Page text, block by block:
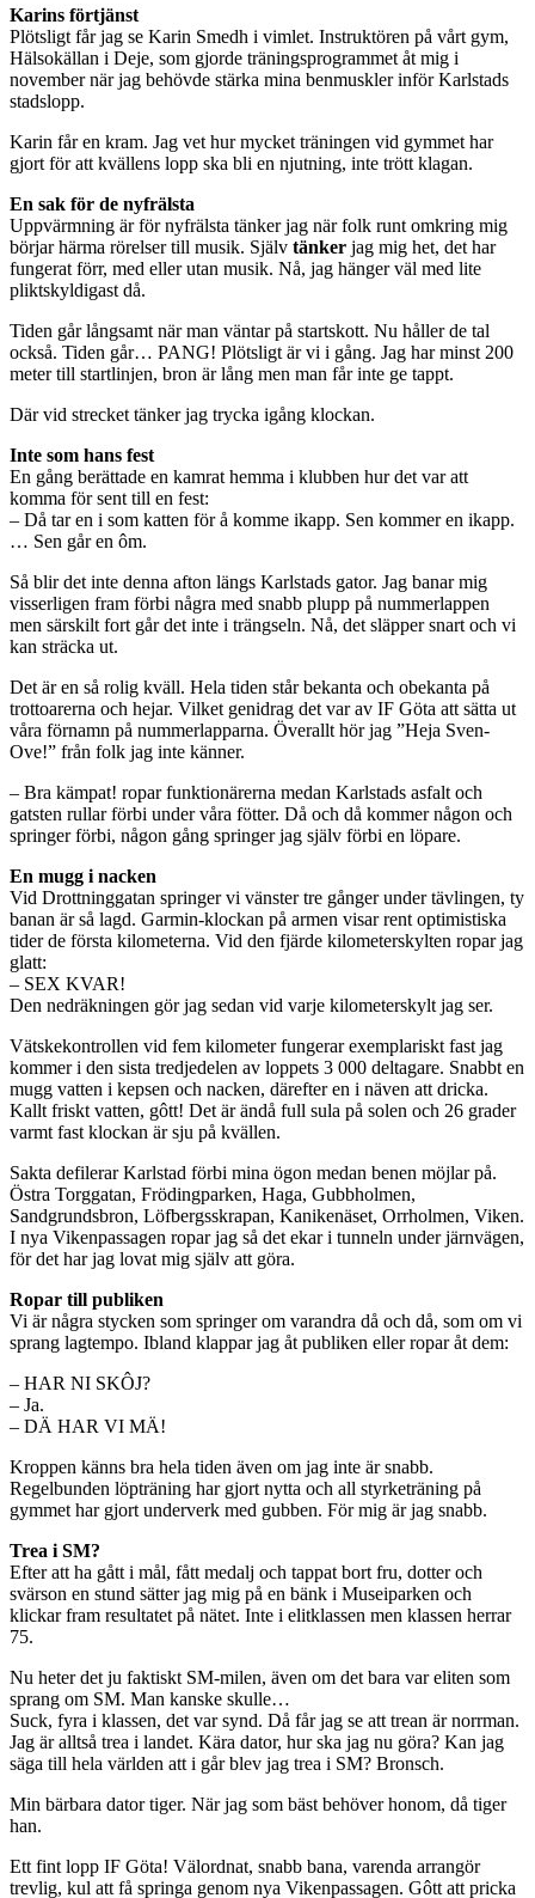
Karins förtjänst
Plötsligt får jag se Karin Smedh i vimlet. Instruktören på vårt gym,
Hälsokällan i Deje, som gjorde träningsprogrammet åt mig i
november när jag behövde stärka mina benmuskler inför Karlstads
stadslopp.
Karin får en kram. Jag vet hur mycket träningen vid gymmet har
gjort för att kvällens lopp ska bli en njutning, inte trött klagan.
En sak för de nyfrälsta
Uppvärmning är för nyfrälsta tänker jag när folk runt omkring mig
börjar härma rörelser till musik. Själv tänker jag mig het, det har
fungerat förr, med eller utan musik. Nå, jag hänger väl med lite
pliktskyldigast då.
Tiden går långsamt när man väntar på startskott. Nu håller de tal
också. Tiden går… PANG! Plötsligt är vi i gång. Jag har minst 200
meter till startlinjen, bron är lång men man får inte ge tappt.
Där vid strecket tänker jag trycka igång klockan.
Inte som hans fest
En gång berättade en kamrat hemma i klubben hur det var att
komma för sent till en fest:
– Då tar en i som katten för å komme ikapp. Sen kommer en ikapp.
… Sen går en ôm.
Så blir det inte denna afton längs Karlstads gator. Jag banar mig
visserligen fram förbi några med snabb plupp på nummerlappen
men särskilt fort går det inte i trängseln. Nå, det släpper snart och vi
kan sträcka ut.
Det är en så rolig kväll. Hela tiden står bekanta och obekanta på
trottoarerna och hejar. Vilket genidrag det var av IF Göta att sätta ut
våra förnamn på nummerlapparna. Överallt hör jag ”Heja Sven-
Ove!” från folk jag inte känner.
– Bra kämpat! ropar funktionärerna medan Karlstads asfalt och
gatsten rullar förbi under våra fötter. Då och då kommer någon och
springer förbi, någon gång springer jag själv förbi en löpare.
En mugg i nacken
Vid Drottninggatan springer vi vänster tre gånger under tävlingen, ty
banan är så lagd. Garmin-klockan på armen visar rent optimistiska
tider de första kilometerna. Vid den fjärde kilometerskylten ropar jag
glatt:
– SEX KVAR!
Den nedräkningen gör jag sedan vid varje kilometerskylt jag ser.
Vätskekontrollen vid fem kilometer fungerar exemplariskt fast jag
kommer i den sista tredjedelen av loppets 3 000 deltagare. Snabbt en
mugg vatten i kepsen och nacken, därefter en i näven att dricka.
Kallt friskt vatten, gôtt! Det är ändå full sula på solen och 26 grader
varmt fast klockan är sju på kvällen.
Sakta defilerar Karlstad förbi mina ögon medan benen möjlar på.
Östra Torggatan, Frödingparken, Haga, Gubbholmen,
Sandgrundsbron, Löfbergsskrapan, Kanikenäset, Orrholmen, Viken.
I nya Vikenpassagen ropar jag så det ekar i tunneln under järnvägen,
för det har jag lovat mig själv att göra.
Ropar till publiken
Vi är några stycken som springer om varandra då och då, som om vi
sprang lagtempo. Ibland klappar jag åt publiken eller ropar åt dem:
– HAR NI SKÔJ?
– Ja.
– DÄ HAR VI MÄ!
Kroppen känns bra hela tiden även om jag inte är snabb.
Regelbunden löpträning har gjort nytta och all styrketräning på
gymmet har gjort underverk med gubben. För mig är jag snabb.
Trea i SM?
Efter att ha gått i mål, fått medalj och tappat bort fru, dotter och
svärson en stund sätter jag mig på en bänk i Museiparken och
klickar fram resultatet på nätet. Inte i elitklassen men klassen herrar
75.
Nu heter det ju faktiskt SM-milen, även om det bara var eliten som
sprang om SM. Man kanske skulle…
Suck, fyra i klassen, det var synd. Då får jag se att trean är norrman.
Jag är alltså trea i landet. Kära dator, hur ska jag nu göra? Kan jag
säga till hela världen att i går blev jag trea i SM? Bronsch.
Min bärbara dator tiger. När jag som bäst behöver honom, då tiger
han.
Ett fint lopp IF Göta! Välordnat, snabb bana, varenda arrangör
trevlig, kul att få springa genom nya Vikenpassagen. Gôtt att pricka